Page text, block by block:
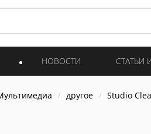
НОВОСТИ СТАТЬИ
другое Studio